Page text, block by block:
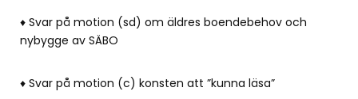
♦ Svar på motion (sd) om äldres boendebehov och
nybygge av SÄBO
♦ Svar på motion (c) konsten att ”kunna läsa”